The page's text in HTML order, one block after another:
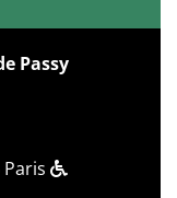
Passy